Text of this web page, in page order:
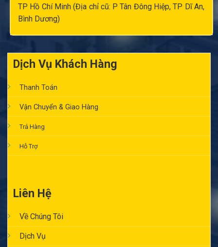
TP Hồ Chí Minh (Địa chỉ cũ: P Tân Đông Hiệp, TP Dĩ An,
Bình Dương)
Dịch Vụ Khách Hàng
Thanh Toán
Vận Chuyển & Giao Hàng
Trả Hàng
Hỗ Trợ
Liên Hệ
Về Chúng Tôi
Dịch Vụ